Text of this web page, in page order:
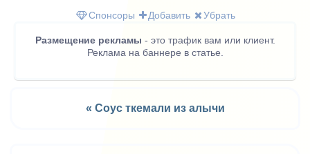
Спонсоры
Добавить Убрать
Размещение рекламы - это трафик вам или клиент.
Реклама на баннере в статье.
« Соус ткемали из алычи